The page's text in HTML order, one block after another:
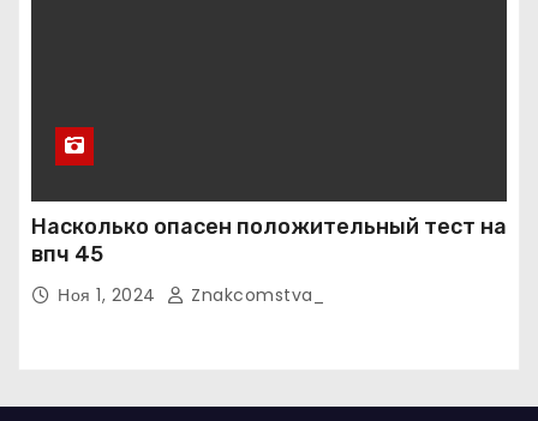
Насколько опасен положительный тест на
впч 45
Ноя 1, 2024 Znakcomstva_